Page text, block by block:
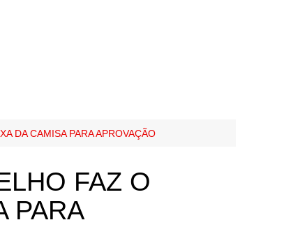
DA CAMISA PARA APROVAÇÃO
FAZ O
PARA